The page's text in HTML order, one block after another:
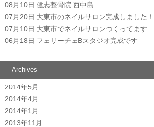
08月10日 健志整骨院 西中島
07月20日 大東市のネイルサロン完成しました！
07月10日 大東市でネイルサロンつくってます
06月18日 フェリーチェBスタジオ完成です
Archives
2014年5月
2014年4月
2014年1月
2013年11月